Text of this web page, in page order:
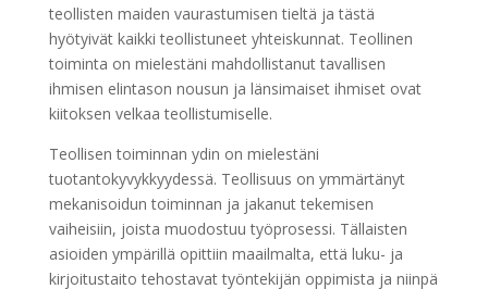
teollisten maiden vaurastumisen tieltä ja tästä
hyötyivät kaikki teollistuneet yhteiskunnat. Teollinen
toiminta on mielestäni mahdollistanut tavallisen
ihmisen elintason nousun ja länsimaiset ihmiset ovat
kiitoksen velkaa teollistumiselle.
Teollisen toiminnan ydin on mielestäni
tuotantokyvykkyydessä. Teollisuus on ymmärtänyt
mekanisoidun toiminnan ja jakanut tekemisen
vaiheisiin, joista muodostuu työprosessi. Tällaisten
asioiden ympärillä opittiin maailmalta, että luku- ja
kirjoitustaito tehostavat työntekijän oppimista ja niinpä